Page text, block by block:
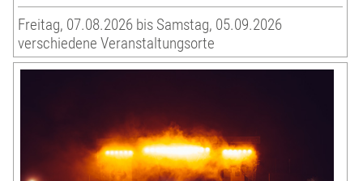
Freitag, 07.08.2026 bis Samstag, 05.09.2026
verschiedene Veranstaltungsorte